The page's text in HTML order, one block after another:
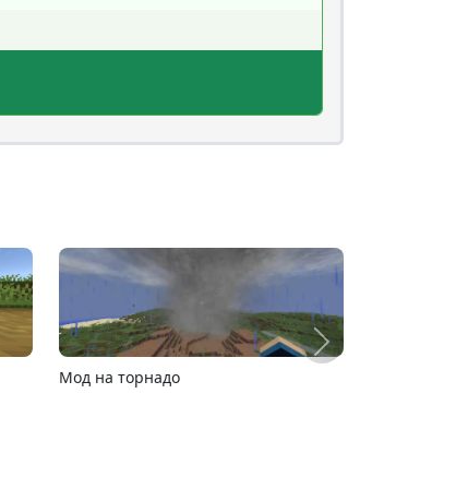
у милого улыбающегося
геймеру.